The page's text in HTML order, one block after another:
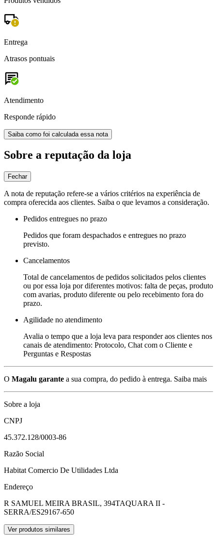
Entrega
Atrasos pontuais
Atendimento
Responde rápido
Saiba como foi calculada essa nota
Sobre a reputação da loja
Fechar
A nota de reputação refere-se a vários critérios na experiência de
compra oferecida aos clientes. Saiba o que levamos a consideração.
Pedidos entregues no prazo
Pedidos que foram despachados e entregues no prazo
previsto.
Cancelamentos
Total de cancelamentos de pedidos solicitados pelos clientes
ou por essa loja por diferentes motivos: falta de peças, produto
com avarias, produto diferente ou pelo recebimento fora do
prazo.
Agilidade no atendimento
Avalia o tempo que a loja leva para responder aos clientes nos
canais de atendimento: Protocolo, Chat com o Cliente e
Perguntas e Respostas
O Magalu garante a sua compra, do pedido à entrega. Saiba mais
Sobre a loja
CNPJ
45.372.128/0003-86
Razão Social
Habitat Comercio De Utilidades Ltda
Endereço
R SAMUEL MEIRA BRASIL, 394TAQUARA II -
SERRA/ES29167-650
Ver produtos similares